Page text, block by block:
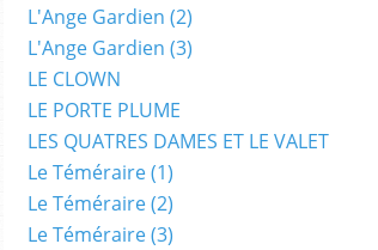
L'Ange Gardien (2)
L'Ange Gardien (3)
LE CLOWN
LE PORTE PLUME
LES QUATRES DAMES ET LE VALET
Le Téméraire (1)
Le Téméraire (2)
Le Téméraire (3)